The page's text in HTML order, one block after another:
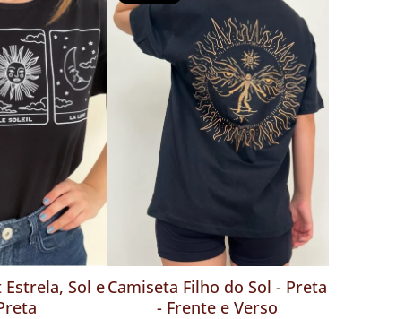
Sol eCamiseta Filho do Sol - Preta
- Frente e Verso